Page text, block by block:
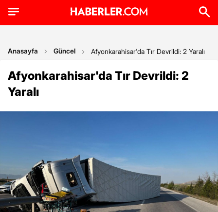
Anasayfa Güncel Afyonkarahisar'da Tır Devrildi: 2 Yaralı
Afyonkarahisar'da Tır Devrildi: 2
Yaralı